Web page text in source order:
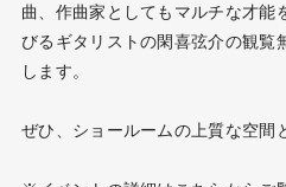
曲、作曲家としてもマルチな才能
びるギタリストの閑喜弦介の観覧
します。
ぜひ、ショールームの上質な空間